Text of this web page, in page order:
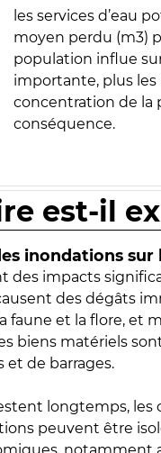
les services d’eau
moyen perdu (m3)
population influe
importante, plus les
concentration de la
conséquence.
est-il
inondations sur
des impacts
des dégâts
faune et la flore, et
biens matériels
de barrages.
longtemps,
peuvent être